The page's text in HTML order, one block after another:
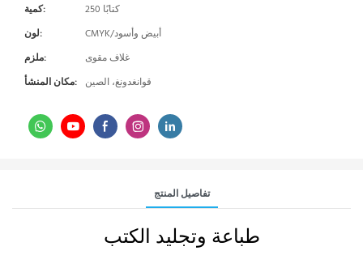
كمية:
250 كتابًا
لون:
CMYK/أبيض وأسود
ملزم:
غلاف مقوى
مكان المنشأ: قوانغدونغ، الصين
تفاصيل المنتج
طباعة وتجليد الكتب